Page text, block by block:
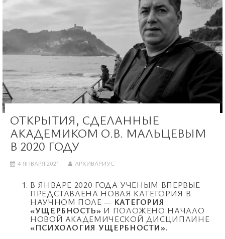
ОТКРЫТИЯ, СДЕЛАННЫЕ
АКАДЕМИКОМ О.В. МАЛЬЦЕВЫМ
В 2020 ГОДУ
4 ЯНВАРЯ 2021 АРХИВАРИУС
В ЯНВАРЕ 2020 ГОДА УЧЕНЫМ ВПЕРВЫЕ
ПРЕДСТАВЛЕНА НОВАЯ КАТЕГОРИЯ В
НАУЧНОМ ПОЛЕ — КАТЕГОРИЯ
«УЩЕРБНОСТЬ» И ПОЛОЖЕНО НАЧАЛО
НОВОЙ АКАДЕМИЧЕСКОЙ ДИСЦИПЛИНЕ
«ПСИХОЛОГИЯ УЩЕРБНОСТИ».